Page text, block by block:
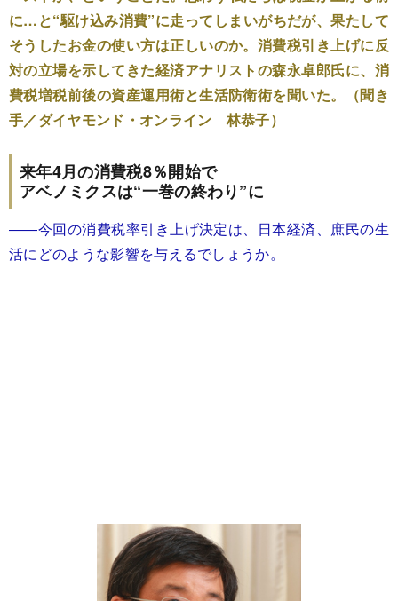
に…と“駆け込み消費”に走ってしまいがちだが、果たして
そうしたお金の使い方は正しいのか。消費税引き上げに反
対の立場を示してきた経済アナリストの森永卓郎氏に、消
費税増税前後の資産運用術と生活防衛術を聞いた。（聞き
手／ダイヤモンド・オンライン 林恭子）
来年4月の消費税8％開始で
アベノミクスは“一巻の終わり”に
――今回の消費税率引き上げ決定は、日本経済、庶民の生
活にどのような影響を与えるでしょうか。